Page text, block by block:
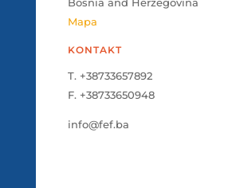
Mapa
KONTAKT
T. +38733657892
F. +38733650948
info@fef.ba